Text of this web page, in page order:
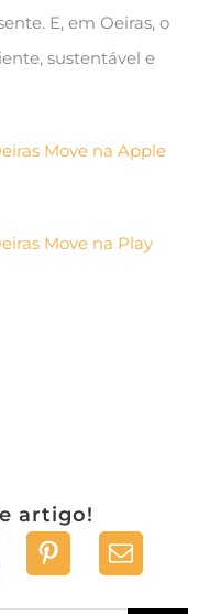
E, em Oeiras, o
sustentável e
Move na Apple
Move na Play
artigo!